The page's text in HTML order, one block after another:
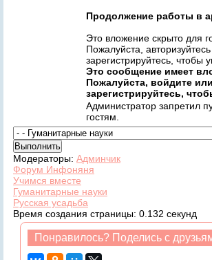
Продолжение работы в
Это вложение скрыто для
Пожалуйста,
зарегистрируйтесь, чтобы
Это сообщение имеет
Пожалуйста, войдите или
зарегистрируйтесь,
Администратор запретил
гостям.
Модераторы: Админчик
Форум Инфоняня
Учимся вместе
Гуманитарные науки
Русская усадьба
Время создания страницы: 0.132 секунд
Понравилось? Поделись с